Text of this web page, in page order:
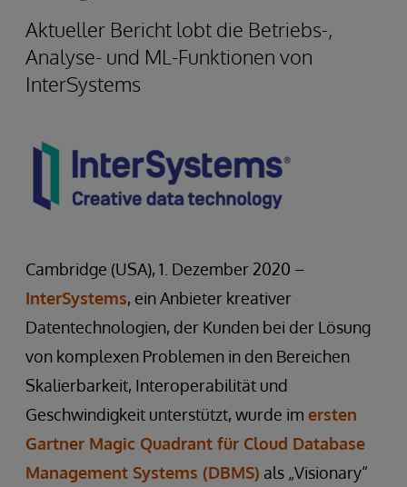
Aktueller Bericht lobt die Betriebs-,
Analyse- und ML-Funktionen von
InterSystems
Cambridge (USA), 1. Dezember 2020 –
InterSystems, ein Anbieter kreativer
Datentechnologien, der Kunden bei der Lösung
von komplexen Problemen in den Bereichen
Skalierbarkeit, Interoperabilität und
Geschwindigkeit unterstützt, wurde im ersten
Gartner Magic Quadrant für Cloud Database
Management Systems (DBMS) als „Visionary“